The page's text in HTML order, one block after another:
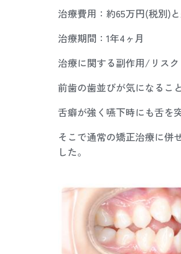
治療費用：約65万円(税別)
治療期間：1年4ヶ月
治療に関する副作用/リス
前歯の歯並びが気になるこ
舌癖が強く嚥下時にも舌を
そこで通常の矯正治療に併
した。